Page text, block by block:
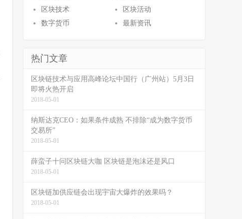
区块技术
区块活动
数字货币
最新资讯
热门文章
区块链技术与应用高峰论坛中国行（广州站）5月3日
即将火热开启
2018-05-01
纳斯达克CEO：如果条件成熟 不排除“成为数字货币
交易所”
2018-05-01
薛蛮子十问区块链大咖 区块链是泡沫还是风口
2018-05-01
区块链加供应链会出现宇宙大爆炸的效果吗？
2018-05-01